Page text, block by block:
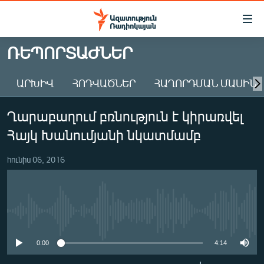
Մատչելիության
Անցնել
հիմնական
Անցնել
հիմնական
մենյուին
Որոնում
ԱԶԱՏՈՒԹՅՈՒՆ TV
ՀԱՅԱՍՏԱՆ
ԸՆՏՐՈՒԹՅՈՒՆՆԵՐ 2026
ԻՐԱՎՈՒՆՔ
ՀԱՍԱՐԱԿՈՒԹՅՈՒՆ
ՏԱՐԱԾԱՇՐՋԱՆ
ՌԵՊՈՐՏԱԺՆԵՐ
ԱՐԽԻՎ ՀՈԴՎԱԾՆԵՐ ՀԱՂՈՐԴՄԱՆ ՄԱՍԻՆ
Ղարաբաղում բռնություն է կիրառվել
Հայկ Խանումյանի նկատմամբ
հունիս 06, 2016
0:00 4:14